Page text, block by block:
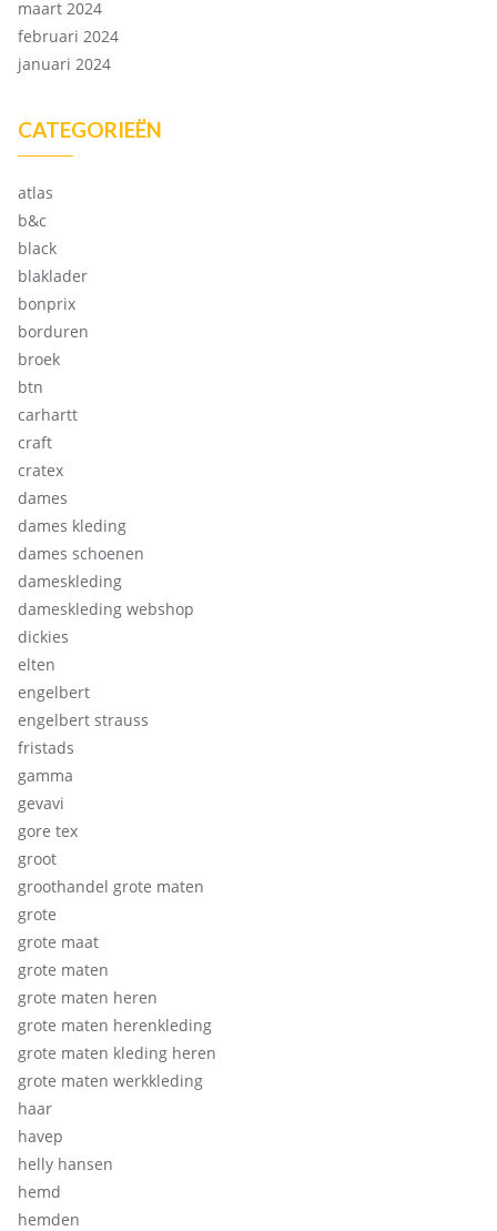
maart 2024
februari 2024
januari 2024
CATEGORIEËN
atlas
b&c
black
blaklader
bonprix
borduren
broek
btn
carhartt
craft
cratex
dames
dames kleding
dames schoenen
dameskleding
dameskleding webshop
dickies
elten
engelbert
engelbert strauss
fristads
gamma
gevavi
gore tex
groot
groothandel grote maten
grote
grote maat
grote maten
grote maten heren
grote maten herenkleding
grote maten kleding heren
grote maten werkkleding
haar
havep
helly hansen
hemd
hemden